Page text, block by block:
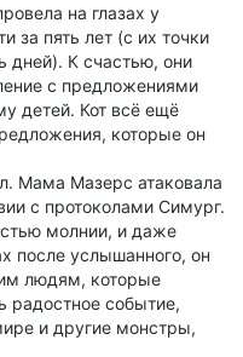
на глазах у
за пять лет (с их точки
дней). К счастью, они
с предложениями
детей. Кот всё ещё
которые он
Мама Мазерс атаковала
с протоколами Симург.
молнии, и даже
после услышанного, он
людям, которые
радостное событие,
и другие монстры,